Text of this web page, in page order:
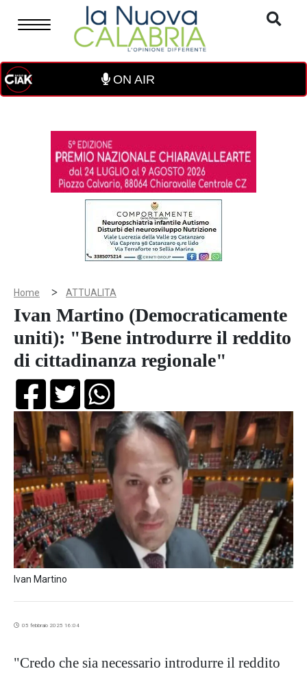
ON AIR
Home > ATTUALITA
Ivan Martino (Democraticamente
uniti): "Bene introdurre il reddito
di cittadinanza regionale"
Ivan Martino
05 febbraio 2025 16:04
"Credo che sia necessario introdurre il reddito